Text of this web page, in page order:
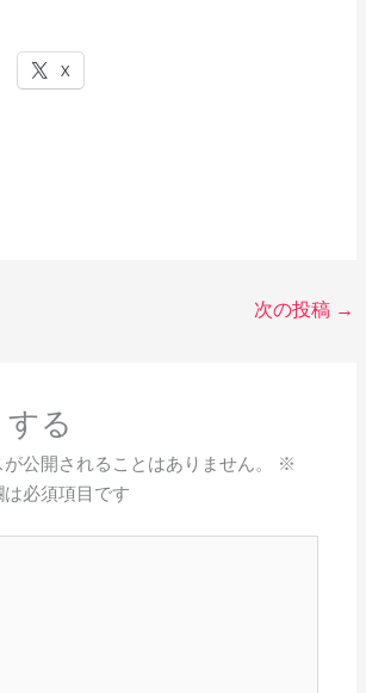
X
次の投稿 →
る
公開されることはありません。
※
必須項目です